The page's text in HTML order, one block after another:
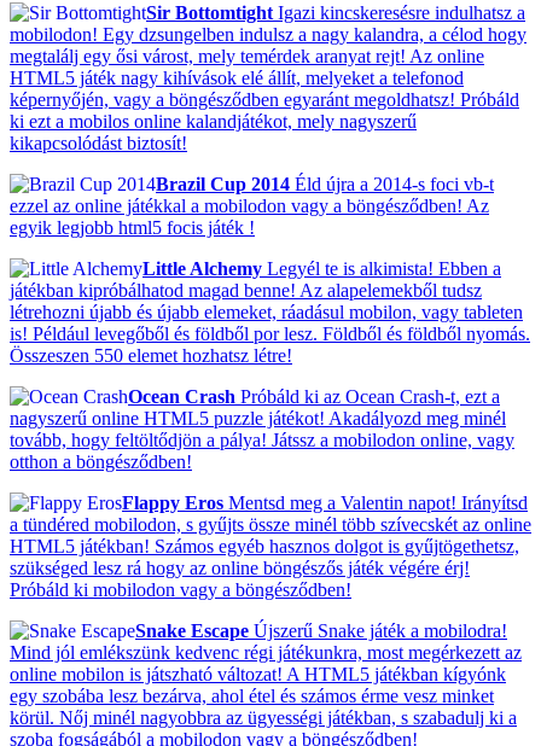
Sir Bottomtight Igazi kincskeresésre indulhatsz a
mobilodon! Egy dzsungelben indulsz a nagy kalandra, a célod hogy
megtalálj egy ősi várost, mely temérdek aranyat rejt! Az online
HTML5 játék nagy kihívások elé állít, melyeket a telefonod
képernyőjén, vagy a böngésződben egyaránt megoldhatsz! Próbáld
ki ezt a mobilos online kalandjátékot, mely nagyszerű
kikapcsolódást biztosít!
Brazil Cup 2014 Éld újra a 2014-s foci vb-t
ezzel az online játékkal a mobilodon vagy a böngésződben! Az
egyik legjobb html5 focis játék !
Little Alchemy Legyél te is alkimista! Ebben a
játékban kipróbálhatod magad benne! Az alapelemekből tudsz
létrehozni újabb és újabb elemeket, ráadásul mobilon, vagy tableten
is! Például levegőből és földből por lesz. Földből és földből nyomás.
Összeszen 550 elemet hozhatsz létre!
Ocean Crash Próbáld ki az Ocean Crash-t, ezt a
nagyszerű online HTML5 puzzle játékot! Akadályozd meg minél
tovább, hogy feltöltődjön a pálya! Játssz a mobilodon online, vagy
otthon a böngésződben!
Flappy Eros Mentsd meg a Valentin napot! Irányítsd
a tündéred mobilodon, s gyűjts össze minél több szívecskét az online
HTML5 játékban! Számos egyéb hasznos dolgot is gyűjtögethetsz,
szükséged lesz rá hogy az online böngészős játék végére érj!
Próbáld ki mobilodon vagy a böngésződben!
Snake Escape Újszerű Snake játék a mobilodra!
Mind jól emlékszünk kedvenc régi játékunkra, most megérkezett az
online mobilon is játszható változat! A HTML5 játékban kígyónk
egy szobába lesz bezárva, ahol étel és számos érme vesz minket
körül. Nőj minél nagyobbra az ügyességi játékban, s szabadulj ki a
szoba fogságából a mobilodon vagy a böngésződben!